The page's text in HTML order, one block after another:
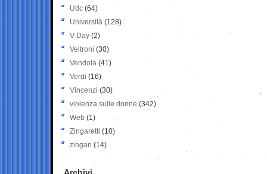
Udc (64)
Università (128)
V-Day (2)
Veltroni (30)
Vendola (41)
Verdi (16)
Vincenzi (30)
violenza sulle donne (342)
Web (1)
Zingaretti (10)
zingari (14)